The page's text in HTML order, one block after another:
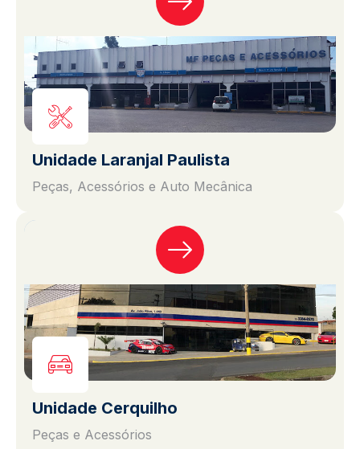
Unidade Laranjal Paulista
Peças, Acessórios e Auto Mecânica
Unidade Cerquilho
Peças e Acessórios